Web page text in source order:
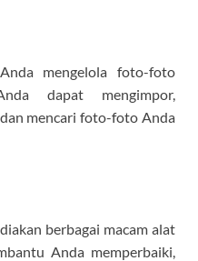
mengelola foto-foto
dapat mengimpor,
mencari foto-foto Anda
berbagai macam alat
Anda memperbaiki,